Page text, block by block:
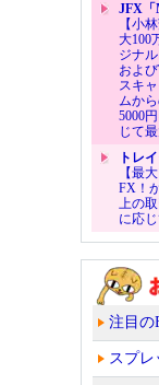
JFX「
【小
大100
ジナ
およ
スキ
ムか
5000
じて
トレ
【最
FX！
上の
に応
注目の
スプレ